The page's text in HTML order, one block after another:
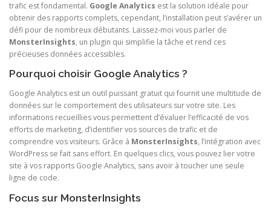
trafic est fondamental. Google Analytics est la solution idéale pour
obtenir des rapports complets, cependant, l’installation peut s’avérer un
défi pour de nombreux débutants. Laissez-moi vous parler de
MonsterInsights, un plugin qui simplifie la tâche et rend ces
précieuses données accessibles.
Pourquoi choisir Google Analytics ?
Google Analytics est un outil puissant gratuit qui fournit une multitude de
données sur le comportement des utilisateurs sur votre site. Les
informations recueillies vous permettent d’évaluer l’efficacité de vos
efforts de marketing, d’identifier vos sources de trafic et de
comprendre vos visiteurs. Grâce à MonsterInsights, l’intégration avec
WordPress se fait sans effort. En quelques clics, vous pouvez lier votre
site à vos rapports Google Analytics, sans avoir à toucher une seule
ligne de code.
Focus sur MonsterInsights